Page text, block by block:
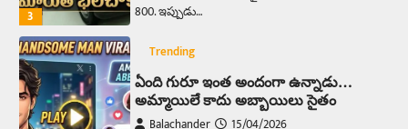
3
800. ఇప్పుడు…
Trending
ఏంది గురూ ఇంత అందంగా ఉన్నాడు…
అమ్మాయిలే కాదు అబ్బాయిలు సైతం
Balachander 15/04/2026